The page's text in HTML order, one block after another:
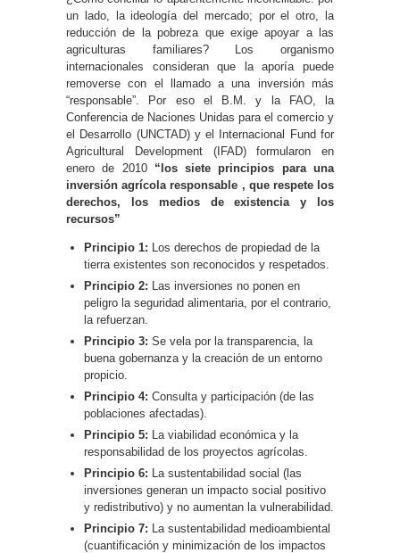
un lado, la ideología del mercado; por el otro, la
reducción de la pobreza que exige apoyar a las
agriculturas familiares? Los organismo
internacionales consideran que la aporía puede
removerse con el llamado a una inversión más
“responsable”. Por eso el B.M. y la FAO, la
Conferencia de Naciones Unidas para el comercio y
el Desarrollo (UNCTAD) y el Internacional Fund for
Agricultural Development (IFAD) formularon en
enero de 2010 “los siete principios para una
inversión agrícola responsable , que respete los
derechos, los medios de existencia y los
recursos”
Principio 1: Los derechos de propiedad de la
tierra existentes son reconocidos y respetados.
Principio 2: Las inversiones no ponen en
peligro la seguridad alimentaria, por el contrario,
la refuerzan.
Principio 3: Se vela por la transparencia, la
buena gobernanza y la creación de un entorno
propicio.
Principio 4: Consulta y participación (de las
poblaciones afectadas).
Principio 5: La viabilidad económica y la
responsabilidad de los proyectos agrícolas.
Principio 6: La sustentabilidad social (las
inversiones generan un impacto social positivo
y redistributivo) y no aumentan la vulnerabilidad.
Principio 7: La sustentabilidad medioambiental
(cuantificación y minimización de los impactos